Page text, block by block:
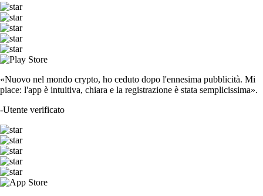
«Nuovo nel mondo crypto, ho ceduto dopo l'ennesima pubblicità. Mi
piace: l'app è intuitiva, chiara e la registrazione è stata semplicissima».
-Utente verificato